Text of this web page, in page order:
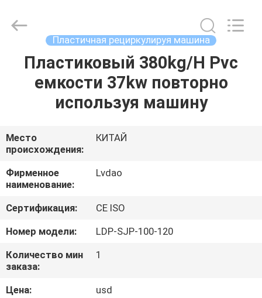
ДОМ
ПРОДУКТЫ
О
НАС
ПУТЕШЕСТВИЕ
ФАБРИКИ
ПРОВЕРКА
КАЧЕСТВА
TRADE
CO.,LTD..
Developed
Пластичная рециркулируя машина
Пластиковый 380kg/H Pvc
емкости 37kw повторно
используя машину
Место
происхождения:
КИТАЙ
Фирменное
наименование:
Lvdao
Сертификация:
CE ISO
Номер модели:
LDP-SJP-100-120
Количество мин
заказа:
1
Цена:
usd